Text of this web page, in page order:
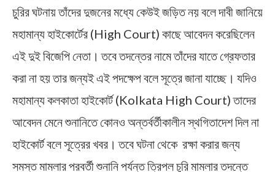
চুরির ঘটনায় তাঁদের দুজনের মধ্যে কেউই জড়িত নয় বলে দাবী জানিয়ে
মহামান্য হাইকোর্টের (High Court) কাছে আবেদন করেছিলেন
এই দুই বিজেপি নেতা। তবে তদন্তের নামে তাঁদের যাতে গ্রেফতার
করা না হয় তার জন্যই এই পদক্ষেপ বলে সূত্রে জানা যাচ্ছে। যদিও
মহামান্য কলকাতা হাইকোর্ট (Kolkata High Court) তাদের
আবেদন মেনে শুনানিতে কোনও অন্তর্বর্তীকালীন স্থগিতাদেশ দিল না
হাইকোর্ট বলে সূত্রের খবর। তবে ঘটনা থেকে রক্ষা করার জন্য
সমস্ত মামলার পরবর্তী শুনানি পর্যন্ত ত্রিপল চুরি মামলার তদন্তে